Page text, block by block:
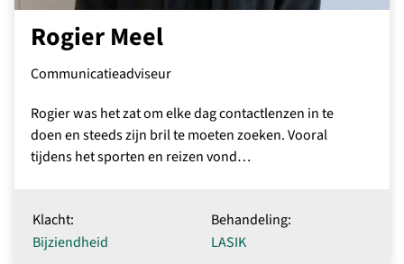
Rogier Meel
Communicatieadviseur
Rogier was het zat om elke dag contactlenzen in te
doen en steeds zijn bril te moeten zoeken. Vooral
tijdens het sporten en reizen vond…
Klacht:
Bijziendheid
Behandeling:
LASIK